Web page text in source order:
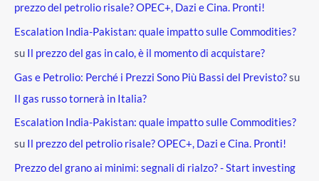
prezzo del petrolio risale? OPEC+, Dazi e Cina. Pronti!
Escalation India-Pakistan: quale impatto sulle Commodities?
su Il prezzo del gas in calo, è il momento di acquistare?
Gas e Petrolio: Perché i Prezzi Sono Più Bassi del Previsto?su
Il gas russo tornerà in Italia?
Escalation India-Pakistan: quale impatto sulle Commodities?
su Il prezzo del petrolio risale? OPEC+, Dazi e Cina. Pronti!
Prezzo del grano ai minimi: segnali di rialzo? - Start investing